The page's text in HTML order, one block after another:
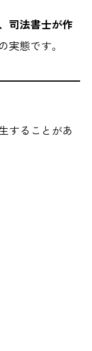
司法書士が作
実態です。
することがあ